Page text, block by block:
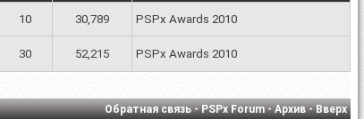
10 30,789 PSPx Awards 2010
30 52,215 PSPx Awards 2010
Обратная связь-PSPx Forum-Архив-Вверх